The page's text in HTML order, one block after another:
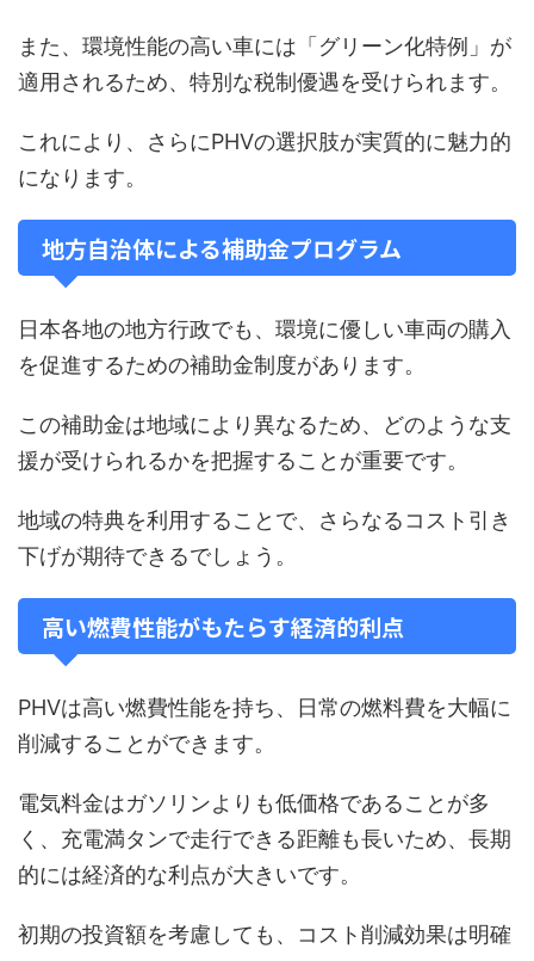
また、環境性能の高い車には「グリーン化特例」が
適用されるため、特別な税制優遇を受けられます。
これにより、さらにPHVの選択肢が実質的に魅力的
になります。
地方自治体による補助金プログラム
日本各地の地方行政でも、環境に優しい車両の購入
を促進するための補助金制度があります。
この補助金は地域により異なるため、どのような支
援が受けられるかを把握することが重要です。
地域の特典を利用することで、さらなるコスト引き
下げが期待できるでしょう。
高い燃費性能がもたらす経済的利点
PHVは高い燃費性能を持ち、日常の燃料費を大幅に
削減することができます。
電気料金はガソリンよりも低価格であることが多
く、充電満タンで走行できる距離も長いため、長期
的には経済的な利点が大きいです。
初期の投資額を考慮しても、コスト削減効果は明確